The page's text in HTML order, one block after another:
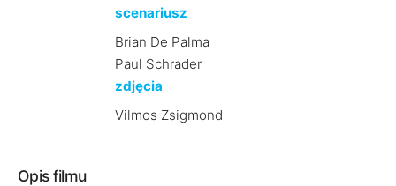
scenariusz
Brian De Palma
Paul Schrader
zdjęcia
Vilmos Zsigmond
Opis filmu